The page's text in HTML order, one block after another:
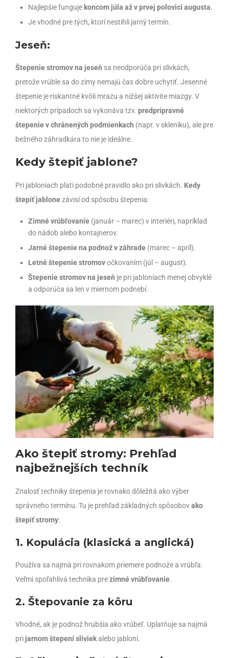
Najlepšie funguje koncom júla až v prvej polovici augusta.
Je vhodné pre tých, ktorí nestihli jarný termín.
Jeseň:
Štepenie stromov na jeseň sa neodporúča pri slivkách,
pretože vrúble sa do zimy nemajú čas dobre uchytiť. Jesenné
štepenie je riskantné kvôli mrazu a nižšej aktivite miazgy. V
niektorých prípadoch sa vykonáva tzv. predprípravné
štepenie v chránených podmienkach (napr. v skleníku), ale pre
bežného záhradkára to nie je ideálne.
Kedy štepiť jablone?
Pri jabloniach platí podobné pravidlo ako pri slivkách. Kedy
štepiť jablonezávisí od spôsobu štepenia:
Zimné vrúbľovanie (január – marec) v interiéri, napríklad
do nádob alebo kontajnerov.
Jarné štepenie na podnož v záhrade (marec – apríl).
Letné štepenie stromovočkovaním (júl – august).
Štepenie stromov na jeseň je pri jabloniach menej obvyklé
a odporúča sa len v miernom podnebí.
Ako štepiť stromy: Prehľad
najbežnejších techník
Znalosť techniky štepenia je rovnako dôležitá ako výber
správneho termínu. Tu je prehľad základných spôsobovako
štepiť stromy:
1. Kopulácia (klasická a anglická)
Používa sa najmä pri rovnakom priemere podnože a vrúbľa.
Veľmi spoľahlivá technika prezimné vrúbľovanie.
2. Štepovanie za kôru
Vhodné, ak je podnož hrubšia ako vrúbeľ. Uplatňuje sa najmä
pri jarnom štepení sliviekalebo jabloní.